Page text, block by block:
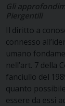
Gli
Piergentili
Il diritto a
connesso
umano
nell’art. 7 della
fanciullo del
quanto
essere da essi